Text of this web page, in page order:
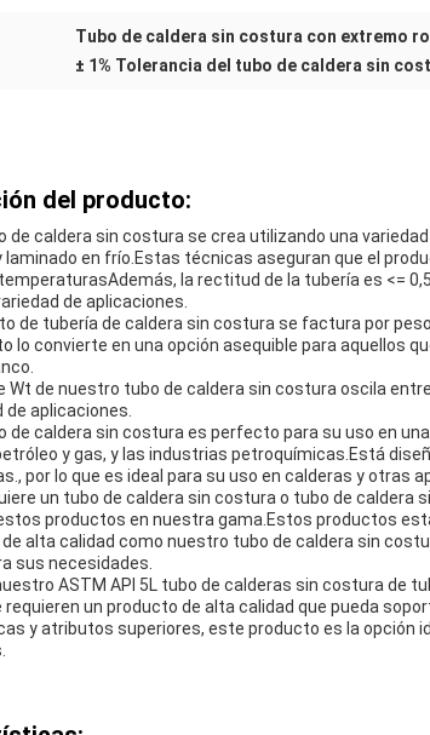
Tubo de caldera sin costura con extremo
± 1% Tolerancia del tubo de caldera sin
del producto:
de caldera sin costura se crea utilizando una
laminado en frío.Estas técnicas aseguran que el
la rectitud de la tubería es <=
de aplicaciones.
de tubería de caldera sin costura se factura por
lo convierte en una opción asequible para aquellos
Wt de nuestro tubo de caldera sin costura oscila
de aplicaciones.
de caldera sin costura es perfecto para su uso en
y gas, y las industrias petroquímicas.Está
por lo que es ideal para su uso en calderas y otras
un tubo de caldera sin costura o tubo de caldera
productos en nuestra gama.Estos productos
alta calidad como nuestro tubo de caldera sin
sus necesidades.
ASTM API 5L tubo de calderas sin costura de
requieren un producto de alta calidad que pueda
y atributos superiores, este producto es la opción